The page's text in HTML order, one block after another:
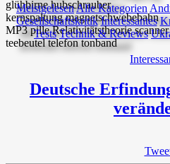
MeistgelesenAlle Kategorien
Gesellschaftskritik Interessantes
Tests Technik & Reviews
Deutsche